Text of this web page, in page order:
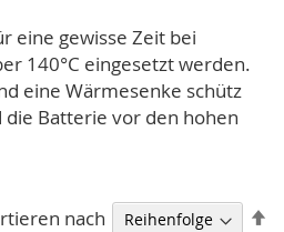
eine gewisse Zeit bei
140°C eingesetzt werden.
eine Wärmesenke schütz
die Batterie vor den hohen
nach